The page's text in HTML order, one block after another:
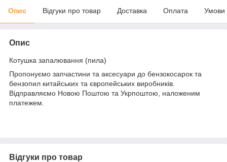
Опис Відгуки про товар Доставка Оплата Умови
Опис
Котушка запалювання (пила)
Пропонуємо запчастини та аксесуари до бензокосарок та
бензопил китайських та європейських виробників.
Відправляємо Новою Поштою та Укрпоштою, наложеним
платежем.
Відгуки про товар